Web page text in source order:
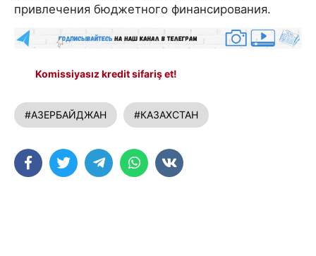
привлечения бюджетного финансирования.
Komissiyasız kredit sifariş et!
#АЗЕРБАЙДЖАН #КАЗАХСТАН